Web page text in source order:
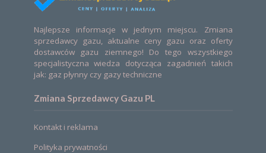
Najlepsze informacje w jednym miejscu. Zmiana
sprzedawcy gazu, aktualne ceny gazu oraz oferty
dostawców gazu ziemnego! Do tego wszystkiego
specjalistyczna wiedza dotycząca zagadnień takich
jak: gaz płynny czy gazy techniczne
Zmiana Sprzedawcy Gazu PL
Kontakt i reklama
Polityka prywatności